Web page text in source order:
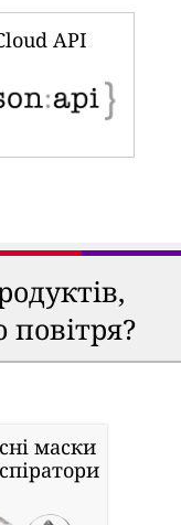
API
повітря?
маски